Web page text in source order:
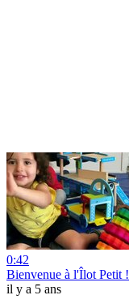
0:42
Bienvenue à l'Îlot Petit !
il y a 5 ans